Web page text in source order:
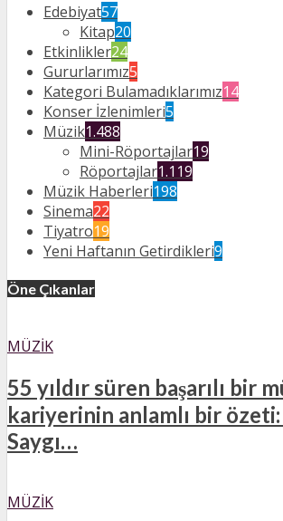
Edebiyat57
Kitap20
Etkinlikler24
Gururlarımız5
Kategori Bulamadıklarımız14
Konser İzlenimleri5
Müzik1.488
Mini-Röportajlar19
Röportajlar1.119
Müzik Haberleri198
Sinema22
Tiyatro19
Yeni Haftanın Getirdikleri9
Öne Çıkanlar
MÜZIK
55 yıldır süren başarılı bir
kariyerinin anlamlı bir özeti:
Saygı…
MÜZIK